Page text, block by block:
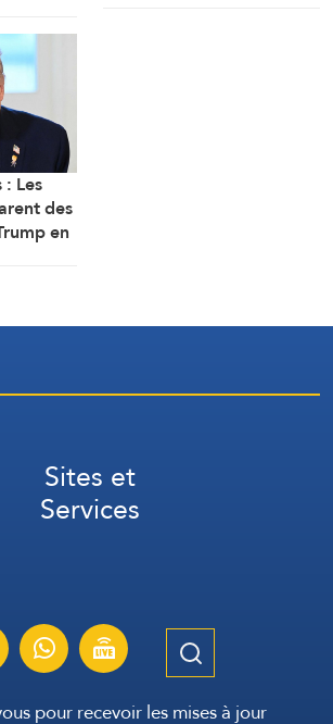
Les
des
en
Sites et
Services
pour recevoir les mises à jour